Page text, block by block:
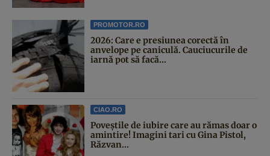
PROMOTOR.RO
2026: Care e presiunea corectă în
anvelope pe caniculă. Cauciucurile de
iarnă pot să facă...
CIAO.RO
Poveştile de iubire care au rămas doar o
amintire! Imagini tari cu Gina Pistol,
Răzvan...